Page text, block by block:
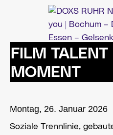
springen
FILM TALENT
MOMENT
Montag, 26. Januar 2026
Soziale Trennlinie,